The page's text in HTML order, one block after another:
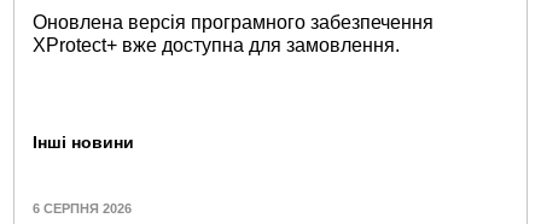
Оновлена ​​версія програмного забезпечення
XProtect+ вже доступна для замовлення.
Інші новини
6 СЕРПНЯ 2026